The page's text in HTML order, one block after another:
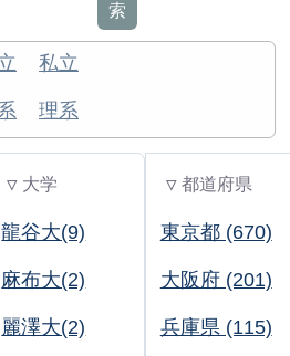
索
私立
理系
▽ 大学
龍谷大(9)
麻布大(2)
麗澤大(2)
▽ 都道府県
東京都 (670)
大阪府 (201)
兵庫県 (115)